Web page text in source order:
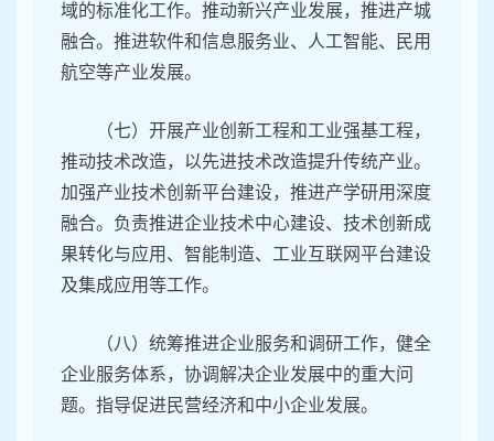
域的标准化工作。推动新兴产业发展，推进产城
融合。推进软件和信息服务业、人工智能、民用
航空等产业发展。
（七）开展产业创新工程和工业强基工程，
推动技术改造，以先进技术改造提升传统产业。
加强产业技术创新平台建设，推进产学研用深度
融合。负责推进企业技术中心建设、技术创新成
果转化与应用、智能制造、工业互联网平台建设
及集成应用等工作。
（八）统筹推进企业服务和调研工作，健全
企业服务体系，协调解决企业发展中的重大问
题。指导促进民营经济和中小企业发展。